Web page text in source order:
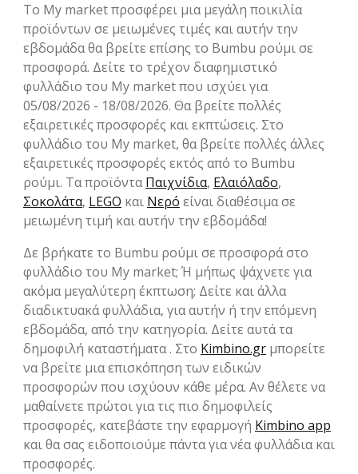
Το My market προσφέρει μια μεγάλη ποικιλία
προϊόντων σε μειωμένες τιμές και αυτήν την
εβδομάδα θα βρείτε επίσης το Bumbu ρούμι σε
προσφορά. Δείτε το τρέχον διαφημιστικό
φυλλάδιο του My market που ισχύει για
05/08/2026 - 18/08/2026. Θα βρείτε πολλές
εξαιρετικές προσφορές και εκπτώσεις. Στο
φυλλάδιο του My market, θα βρείτε πολλές άλλες
εξαιρετικές προσφορές εκτός από το Bumbu
ρούμι. Τα προϊόνταΠαιχνίδια, Ελαιόλαδο,
Σοκολάτα, LEGO και Νερό είναι διαθέσιμα σε
μειωμένη τιμή και αυτήν την εβδομάδα!
Δε βρήκατε το Bumbu ρούμι σε προσφορά στο
φυλλάδιο του My market; Ή μήπως ψάχνετε για
ακόμα μεγαλύτερη έκπτωση; Δείτε και άλλα
διαδικτυακά φυλλάδια, για αυτήν ή την επόμενη
εβδομάδα, από την κατηγορία. Δείτε αυτά τα
δημοφιλή καταστήματα . Στο Kimbino.gr μπορείτε
να βρείτε μια επισκόπηση των ειδικών
προσφορών που ισχύουν κάθε μέρα. Αν θέλετε να
μαθαίνετε πρώτοι για τις πιο δημοφιλείς
προσφορές, κατεβάστε την εφαρμογή Kimbino app
και θα σας ειδοποιούμε πάντα για νέα φυλλάδια και
προσφορές.